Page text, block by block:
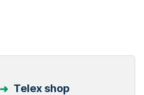
Telex shop